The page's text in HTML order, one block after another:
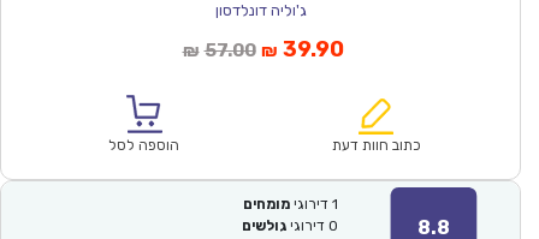
ג'וליה דונלדסון
₪ 57.00המחיר
₪57.00.
₪ 39.90המחיר
הוא:
כתוב חוות דעת הוספה לסל
8.8
1 דירוגי מומחים
0 דירוגי גולשים